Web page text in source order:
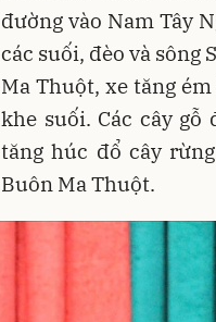
đường vào Nam Tây
các suối, đèo và
Ma Thuột, xe tăng
khe suối. Các cây gỗ
tăng húc đổ cây
Buôn Ma Thuột.